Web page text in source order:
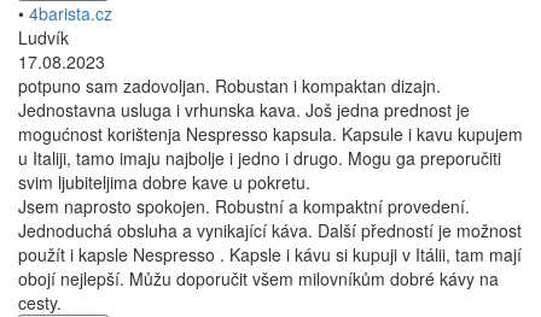
• 4barista.cz
Ludvík
17.08.2023
potpuno sam zadovoljan. Robustan i kompaktan dizajn.
Jednostavna usluga i vrhunska kava. Još jedna prednost je
mogućnost korištenja Nespresso kapsula. Kapsule i kavu kupujem
u Italiji, tamo imaju najbolje i jedno i drugo. Mogu ga preporučiti
svim ljubiteljima dobre kave u pokretu.
Jsem naprosto spokojen. Robustní a kompaktní provedení.
Jednoduchá obsluha a vynikající káva. Další předností je možnost
použít i kapsle Nespresso . Kapsle i kávu si kupuji v Itálii, tam mají
obojí nejlepší. Můžu doporučit všem milovníkům dobré kávy na
cesty.